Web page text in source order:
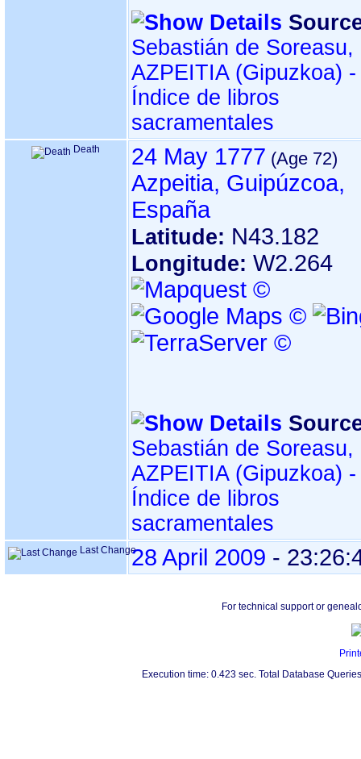
Sebastián de Soreasu,
AZPEITIA ‏(Gipuzkoa)‏ -
Índice de libros
sacramentales
Death 24 May 1777
Azpeitia, Guipúzcoa,
España
Latitude: N43.182
Longitude: W2.264
Sebastián de Soreasu,
AZPEITIA ‏(Gipuzkoa)‏ -
Índice de libros
sacramentales
Last Change28 April 2009 -
For technical support or
Execution time: 0.423 sec. Total Database